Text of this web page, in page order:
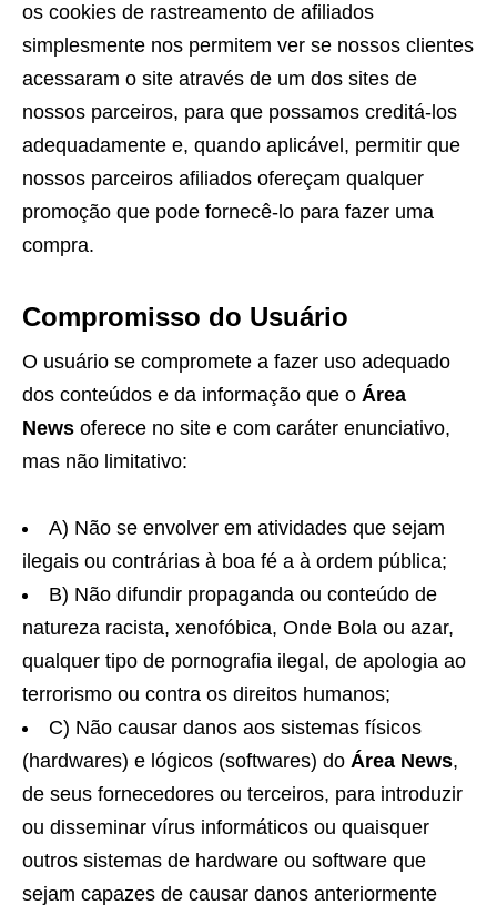
os cookies de rastreamento de afiliados
simplesmente nos permitem ver se nossos clientes
acessaram o site através de um dos sites de
nossos parceiros, para que possamos creditá-los
adequadamente e, quando aplicável, permitir que
nossos parceiros afiliados ofereçam qualquer
promoção que pode fornecê-lo para fazer uma
compra.
Compromisso do Usuário
O usuário se compromete a fazer uso adequado
dos conteúdos e da informação que o Área
News oferece no site e com caráter enunciativo,
mas não limitativo:
A) Não se envolver em atividades que sejam
ilegais ou contrárias à boa fé a à ordem pública;
B) Não difundir propaganda ou conteúdo de
natureza racista, xenofóbica, Onde Bola ou azar,
qualquer tipo de pornografia ilegal, de apologia ao
terrorismo ou contra os direitos humanos;
C) Não causar danos aos sistemas físicos
(hardwares) e lógicos (softwares) do Área News,
de seus fornecedores ou terceiros, para introduzir
ou disseminar vírus informáticos ou quaisquer
outros sistemas de hardware ou software que
sejam capazes de causar danos anteriormente